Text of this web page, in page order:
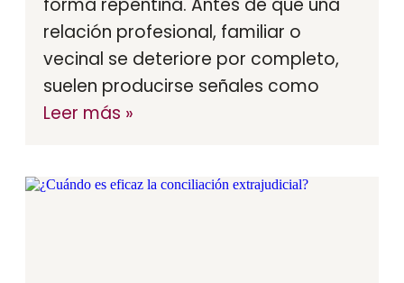
forma repentina. Antes de que una
relación profesional, familiar o
vecinal se deteriore por completo,
suelen producirse señales como
Leer más »